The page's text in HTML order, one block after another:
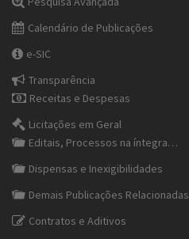
Calendário de Publicações
e-SIC
Transparência
Receitas e Despesas
Licitações em Geral
Editais, Processos na íntegra…
Dispensas e Inexigibilidades
Demais Publicações Relacionadas
Contratos e Aditivos